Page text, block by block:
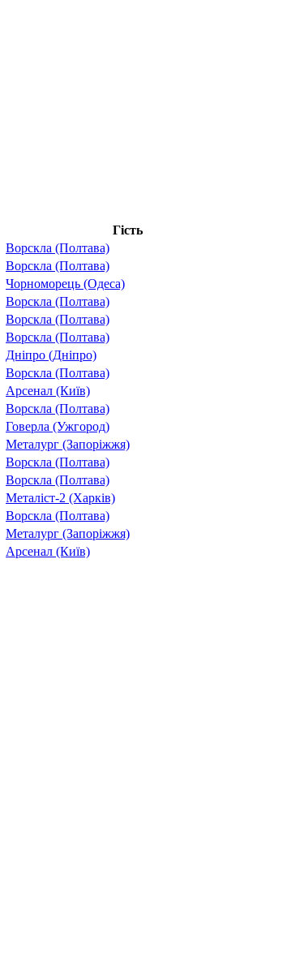
Гість
Ворскла (Полтава)
Ворскла (Полтава)
Чорноморець (Одеса)
Ворскла (Полтава)
Ворскла (Полтава)
Ворскла (Полтава)
Дніпро (Дніпро)
Ворскла (Полтава)
Арсенал (Київ)
Ворскла (Полтава)
Говерла (Ужгород)
Металург (Запоріжжя)
Ворскла (Полтава)
Ворскла (Полтава)
Металіст-2 (Харків)
Ворскла (Полтава)
Металург (Запоріжжя)
Арсенал (Київ)